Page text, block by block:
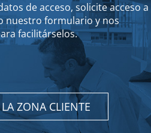
de acceso, solicite acceso a
nuestro formulario y nos
facilitárselos.
ZONA CLIENTE